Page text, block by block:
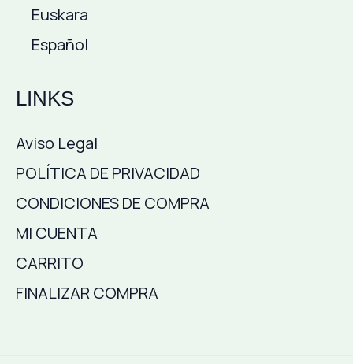
Euskara
Español
LINKS
Aviso Legal
POLÍTICA DE PRIVACIDAD
CONDICIONES DE COMPRA
MI CUENTA
CARRITO
FINALIZAR COMPRA